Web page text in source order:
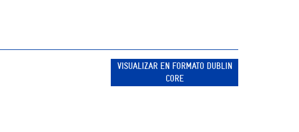
VISUALIZAR EN FORMATO DUBLIN
CORE